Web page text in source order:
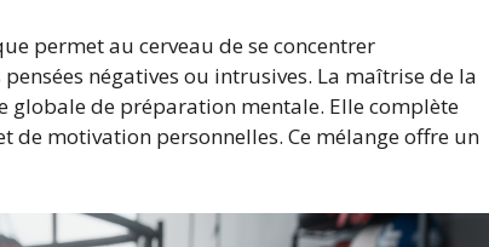
permet au cerveau de se concentrer
négatives ou intrusives. La maîtrise de la
globale de préparation mentale. Elle complète
motivation personnelles. Ce mélange offre un